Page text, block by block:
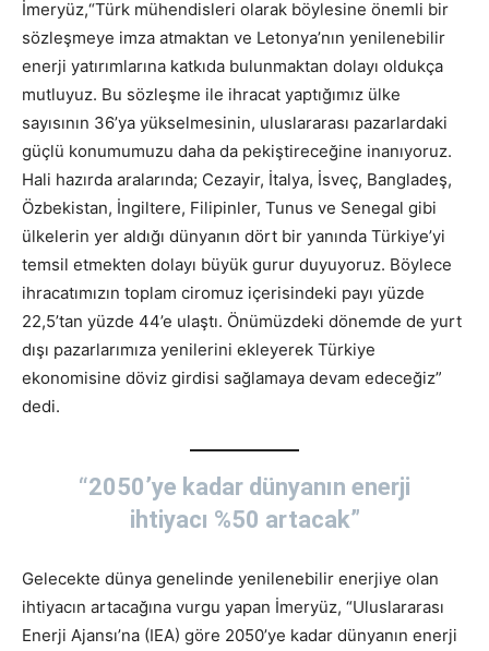
İmeryüz,“Türk mühendisleri olarak böylesine önemli bir
sözleşmeye imza atmaktan ve Letonya’nın yenilenebilir
enerji yatırımlarına katkıda bulunmaktan dolayı oldukça
mutluyuz. Bu sözleşme ile ihracat yaptığımız ülke
sayısının 36’ya yükselmesinin, uluslararası pazarlardaki
güçlü konumumuzu daha da pekiştireceğine inanıyoruz.
Hali hazırda aralarında; Cezayir, İtalya, İsveç, Bangladeş,
Özbekistan, İngiltere, Filipinler, Tunus ve Senegal gibi
ülkelerin yer aldığı dünyanın dört bir yanında Türkiye’yi
temsil etmekten dolayı büyük gurur duyuyoruz. Böylece
ihracatımızın toplam ciromuz içerisindeki payı yüzde
22,5’tan yüzde 44’e ulaştı. Önümüzdeki dönemde de yurt
dışı pazarlarımıza yenilerini ekleyerek Türkiye
ekonomisine döviz girdisi sağlamaya devam edeceğiz”
dedi.
“2050’ye kadar dünyanın enerji
ihtiyacı %50 artacak”
Gelecekte dünya genelinde yenilenebilir enerjiye olan
ihtiyacın artacağına vurgu yapan İmeryüz, “Uluslararası
Enerji Ajansı’na (IEA) göre 2050’ye kadar dünyanın enerji